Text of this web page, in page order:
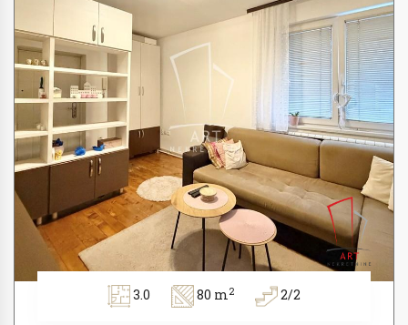
3.0 80 m2 2/2